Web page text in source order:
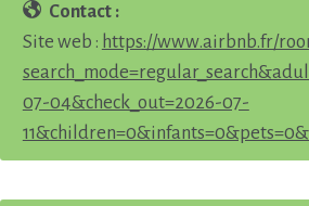
Contact :
Site web : https://www.airbnb.fr/
07-04&check_out=2026-07-